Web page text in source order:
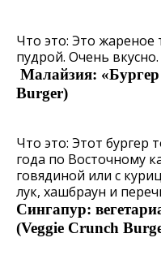
Что это: Это жареное
пудрой. Очень вкусно.
Малайзия:
Burger)
Что это: Этот бургер
года по Восточному
говядиной или с
лук, хашбраун и
Сингапур:
(Veggie Crunch